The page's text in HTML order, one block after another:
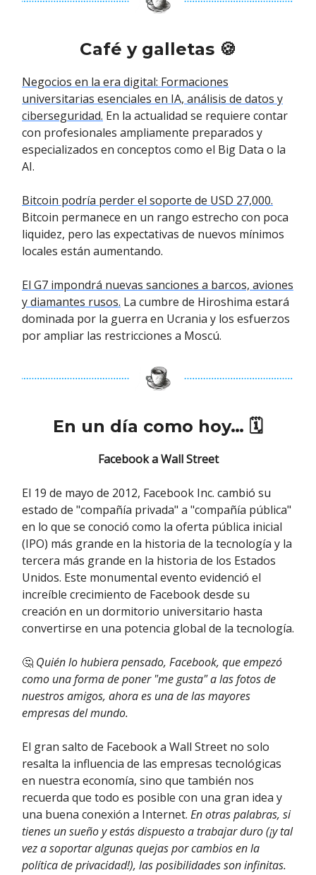
Café y galletas 🍪
Negocios en la era digital: Formaciones
universitarias esenciales en IA, análisis de datos y
ciberseguridad. En la actualidad se requiere contar
con profesionales ampliamente preparados y
especializados en conceptos como el Big Data o la
AI.
Bitcoin podría perder el soporte de USD 27,000.
Bitcoin permanece en un rango estrecho con poca
liquidez, pero las expectativas de nuevos mínimos
locales están aumentando.
El G7 impondrá nuevas sanciones a barcos, aviones
y diamantes rusos. La cumbre de Hiroshima estará
dominada por la guerra en Ucrania y los esfuerzos
por ampliar las restricciones a Moscú.
En un día como hoy… 🗓️
Facebook a Wall Street
El 19 de mayo de 2012, Facebook Inc. cambió su
estado de "compañía privada" a "compañía pública"
en lo que se conoció como la oferta pública inicial
(IPO) más grande en la historia de la tecnología y la
tercera más grande en la historia de los Estados
Unidos. Este monumental evento evidenció el
increíble crecimiento de Facebook desde su
creación en un dormitorio universitario hasta
convertirse en una potencia global de la tecnología.
🤔 Quién lo hubiera pensado, Facebook, que empezó
como una forma de poner "me gusta" a las fotos de
nuestros amigos, ahora es una de las mayores
empresas del mundo.
El gran salto de Facebook a Wall Street no solo
resalta la influencia de las empresas tecnológicas
en nuestra economía, sino que también nos
recuerda que todo es posible con una gran idea y
una buena conexión a Internet. En otras palabras, si
tienes un sueño y estás dispuesto a trabajar duro (¡y tal
vez a soportar algunas quejas por cambios en la
política de privacidad!), las posibilidades son infinitas.